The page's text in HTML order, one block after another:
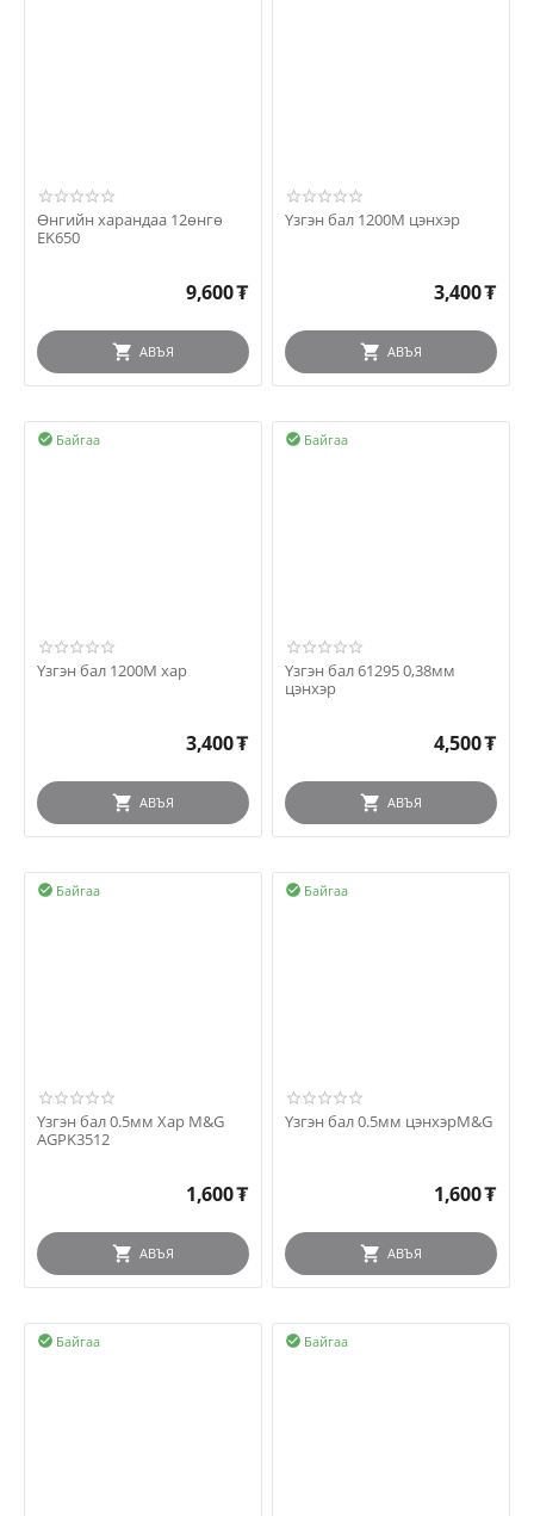
Өнгийн харандаа 12өнгө
EK650
9,600₮
АВЪЯ
Үзгэн бал 1200М цэнхэр
3,400₮
АВЪЯ
Байгаа

Үзгэн бал 1200М хар
3,400₮
АВЪЯ
Байгаа

Үзгэн бал 61295 0,38мм
цэнхэр
4,500₮
АВЪЯ
Байгаа

Үзгэн бал 0.5мм Хар M&G
AGPK3512
1,600₮
АВЪЯ
Байгаа

Үзгэн бал 0.5мм цэнхэрM&G
1,600₮
АВЪЯ
Байгаа
 Байгаа
